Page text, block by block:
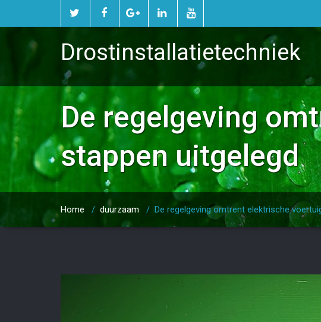
Drostinstallatietechniek
De regelgeving
stappen uitgelegd
Home / duurzaam / De regelgeving omtrent elektrische